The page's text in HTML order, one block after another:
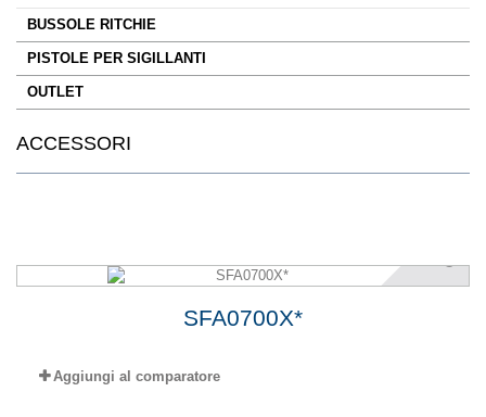
BUSSOLE RITCHIE
PISTOLE PER SIGILLANTI
OUTLET
ACCESSORI
SFA0700X*
Aggiungi al comparatore